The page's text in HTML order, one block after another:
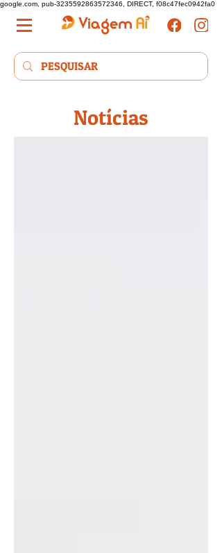
google.com, pub-3235592863572346, DIRECT, f08c47fec0942fa0
Notícias